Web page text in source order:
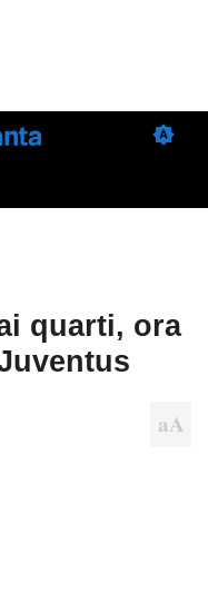
quarti, ora